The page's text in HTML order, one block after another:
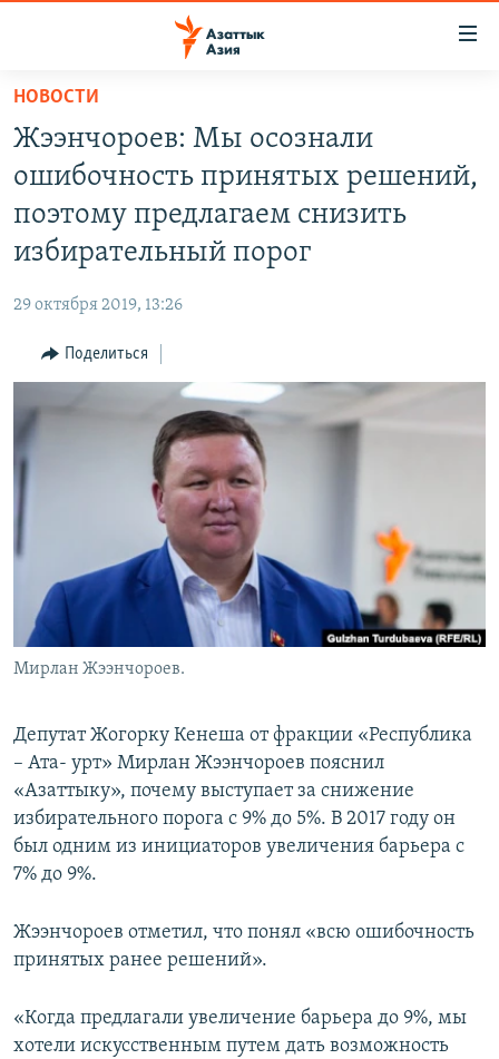
Вернуться
основному
содержанию
главной
Вернутся
поиску
КАЗАХСТАН
УЗБЕКИСТАН
НОВОСТИ
НА ДРУГИХ ЯЗЫКАХ
КЫРГЫЗЧА
ЎЗБЕКЧА
ПОДПИШИТЕСЬ НА НАС В СОЦСЕТЯХ
Все сайты РСЕ/РС
НОВОСТИ
Жээнчороев: Мы осознали
ошибочность принятых решений,
поэтому предлагаем снизить
избирательный порог
29 октября 2019, 13:26
Поделиться
Мирлан Жээнчороев.
Депутат Жогорку Кенеша от фракции «Республика
– Ата- урт» Мирлан Жээнчороев пояснил
«Азаттыку», почему выступает за снижение
избирательного порога с 9% до 5%. В 2017 году он
был одним из инициаторов увеличения барьера с
7% до 9%.
Жээнчороев отметил, что понял «всю ошибочность
принятых ранее решений».
«Когда предлагали увеличение барьера до 9%, мы
хотели искусственным путем дать возможность